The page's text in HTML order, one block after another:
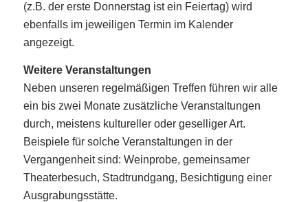
(z.B. der erste Donnerstag ist ein Feiertag) wird
ebenfalls im jeweiligen Termin im Kalender
angezeigt.
Weitere Veranstaltungen
Neben unseren regelmäßigen Treffen führen wir alle
ein bis zwei Monate zusätzliche Veranstaltungen
durch, meistens kultureller oder geselliger Art.
Beispiele für solche Veranstaltungen in der
Vergangenheit sind: Weinprobe, gemeinsamer
Theaterbesuch, Stadtrundgang, Besichtigung einer
Ausgrabungsstätte.